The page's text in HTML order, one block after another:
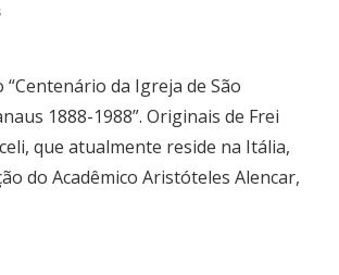
da Igreja de São
1888-1988”. Originais de Frei
que atualmente reside na Itália,
do Acadêmico Aristóteles Alencar,